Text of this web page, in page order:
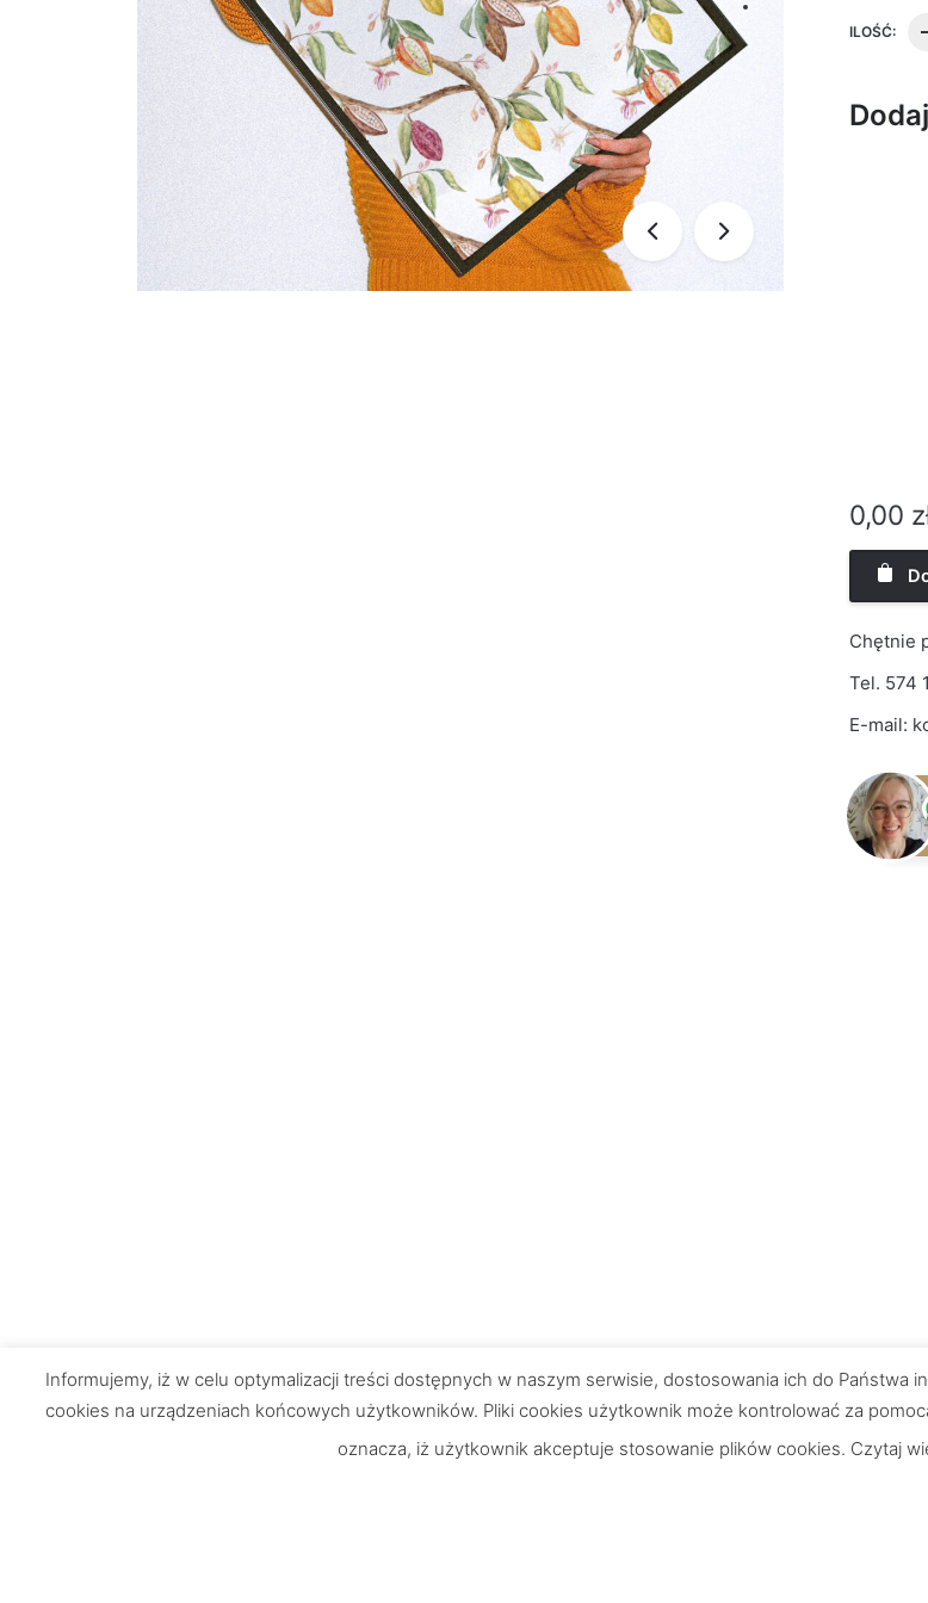
ILOŚĆ:
0,00
Chętnie
Tel. 574
E-mail:
Informacje
Informujemy, iż w celu optymalizacji treści dostępnych w naszym serwisie, dostosowania ich do
cookies na urządzeniach końcowych użytkowników. Pliki cookies użytkownik może kontrolować za
oznacza, iż użytkownik akceptuje stosowanie plików cookies. Czytaj